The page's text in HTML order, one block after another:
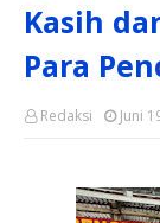
Kasih
Para
Redaksi Juni